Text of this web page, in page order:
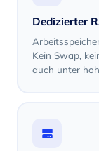
Dedizierter
Kein Swap,
auch unter